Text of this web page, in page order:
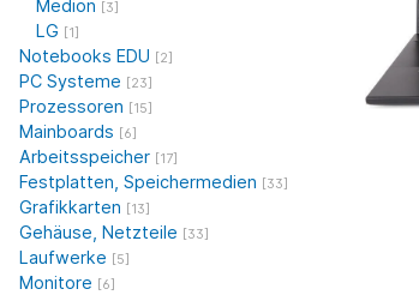
Medion [3]
LG [1]
Notebooks EDU [2]
PC Systeme [23]
Prozessoren [15]
Mainboards [6]
Arbeitsspeicher [17]
Festplatten, Speichermedien [33]
Grafikkarten [13]
Gehäuse, Netzteile [33]
Laufwerke [5]
Monitore [6]